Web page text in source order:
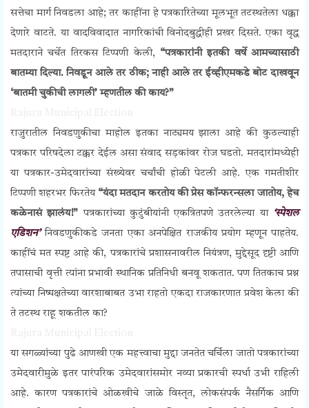
सत्तेचा मार्ग निवडला आहे; तर काहींना हे पत्रकारितेच्या मूलभूत तटस्थतेला धक्का
देणारे वाटते. या वादविवादात नागरिकांची विनोदबुद्धीही प्रखर दिसते. एका वृद्ध
मतदाराने चर्चेत तिरकस टिप्पणी केली, “पत्रकारांनी इतकी वर्षे आमच्यासाठी
बातम्या दिल्या. निवडून आले तर ठीक; नाही आले तर ईव्हीएमकडे बोट दाखवून
‘बातमी चुकीची लागली’ म्हणतील की काय?”
राजुरातील निवडणुकीचा माहोल इतका नाट्यमय झाला आहे की कुठल्याही
पत्रकार परिषदेला टक्कर देईल असा संवाद सड़कांवर रोज घडतो. मतदारांमध्येही
या पत्रकार-उमेदवारांच्या संख्येवर चर्चांची होळी पेटली आहे. एक गमतीशीर
टिप्पणी शहरभर फिरतेय “यंदा मतदान करतोय की प्रेस कॉन्फरन्सला जातोय, हेच
कळेनासं झालंय!” पत्रकारांच्या कुटुंबीयांनी एकत्रितपणे उतरलेल्या या ‘स्पेशल
एडिशन’निवडणुकीकडे जनता एका अनपेक्षित राजकीय प्रयोग म्हणून पाहतेय.
काहींचं मत स्पष्ट आहे की, पत्रकारांचे प्रशासनावरील नियंत्रण, मुद्देसूद दृष्टी आणि
तपासाची वृत्ती त्यांना प्रभावी स्थानिक प्रतिनिधी बनवू शकतात. पण तितकाच प्रश्न
त्यांच्या निष्पक्षतेच्या वारशाबाबत उभा राहतो एकदा राजकारणात प्रवेश केला की
ते तटस्थ राहू शकतील का?
या सगळ्यांच्या पुढे आणखी एक महत्त्वाचा मुद्दा जनतेत चर्चिला जातो पत्रकारांच्या
उमेदवारीमुळे इतर पारंपरिक उमेदवारांसमोर नव्या प्रकारची स्पर्धा उभी राहिली
आहे. कारण पत्रकारांचे ओळखीचे जाळे विस्तृत, लोकसंपर्क नैसर्गिक आणि